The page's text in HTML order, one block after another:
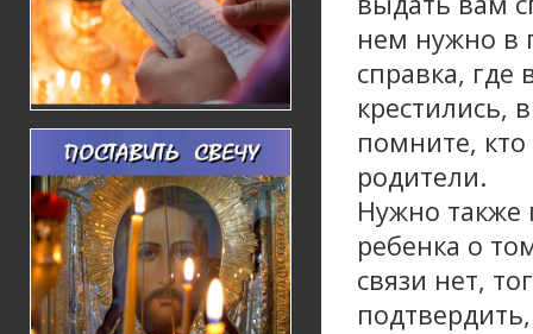
нем нужно в
справка,
крестились,
помните,
родители.
Нужно также
ребенка о
связи нет,